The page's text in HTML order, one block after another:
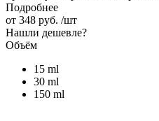
Подробнее
от 348 руб. /шт
Нашли дешевле?
Объём
15 ml
30 ml
150 ml